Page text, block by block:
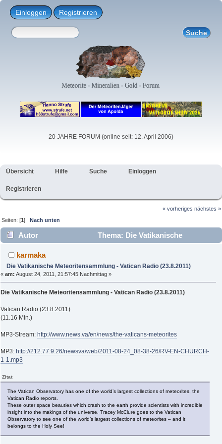
Einloggen Registrieren
20 JAHRE FORUM (online seit: 12. April 2006)
Übersicht Hilfe Suche Einloggen
Registrieren
« vorheriges nächstes »
Seiten: [1]Nach unten
Autor
Thema: Die Vatikanische
Meteoritensammlung - Vatican Radio (23.8.2011) (Gelesen
2544 mal)
karmaka
Die Vatikanische Meteoritensammlung - Vatican Radio (23.8.2011)
« am: August 24, 2011, 21:57:45 Nachmittag »
Die Vatikanische Meteoritensammlung - Vatican Radio (23.8.2011)
Vatican Radio (23.8.2011)
(11.16 Min.)
MP3-Stream: http://www.news.va/en/news/the-vaticans-meteorites
MP3: http://212.77.9.26/newsva/web/2011-08-24_08-38-26/RV-EN-CHURCH-
1-1.mp3
Zitat
The Vatican Observatory has one of the world’s largest collections of meteorites, the
Vatican Radio reports.
These outer space beauties which crash to the earth provide scientists with incredible
insight into the makings of the universe. Tracey McClure goes to the Vatican
Observatory to see one of the world’s largest collections of meteorites – and it
belongs to the Holy See!